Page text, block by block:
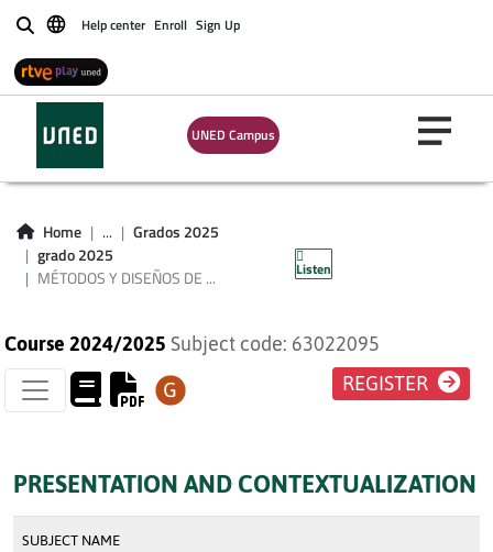
BuscarHelp center Enroll Sign Up
UNED Campus
Home ...
Grados 2025
grado 2025
MÉTODOS Y DISEÑOS DE ...
Listen
MÉTODOS Y
DISEÑOS DE
INVESTIGACIÓN EN
EDUCACIÓN
Course 2024/2025 Subject code: 63022095
REGISTER
PRESENTATION AND CONTEXTUALIZATION
SUBJECT NAME